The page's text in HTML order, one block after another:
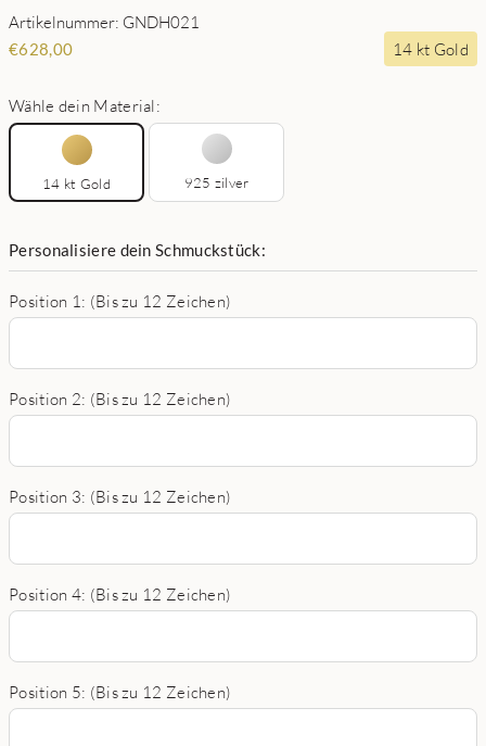
Artikelnummer: GNDH021
€628,00 14 kt Gold
Wähle dein Material:
14 kt Gold 925 zilver
Personalisiere dein Schmuckstück:
Position 1: (Bis zu 12 Zeichen)
Position 2: (Bis zu 12 Zeichen)
Position 3: (Bis zu 12 Zeichen)
Position 4: (Bis zu 12 Zeichen)
Position 5: (Bis zu 12 Zeichen)